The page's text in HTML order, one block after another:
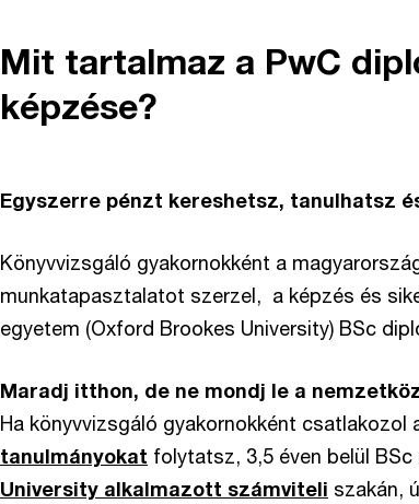
Mit tartalmaz a PwC
képzése?
Egyszerre pénzt kereshetsz, tanulhatsz
Könyvvizsgáló gyakornokként a
munkatapasztalatot szerzel, a képzés és
egyetem (Oxford Brookes University) BSc
Maradj itthon, de ne mondj le a
Ha könyvvizsgáló gyakornokként csatlakozol
tanulmányokat folytatsz, 3,5 éven belül
University alkalmazott számviteli szakán,